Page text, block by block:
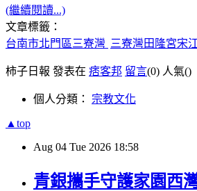
(繼續閱讀...)
文章標籤：
台南市北門區三寮灣 三寮灣田隆宮宋
柿子日報 發表在 痞客邦 留言(0) 人氣()
個人分類： 宗教文化
▲top
Aug 04 Tue 2026 18:58
青銀攜手守護家園西